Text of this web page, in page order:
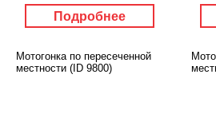
Подробнее
Мотогонка по пересеченной
местности (ID 9800)